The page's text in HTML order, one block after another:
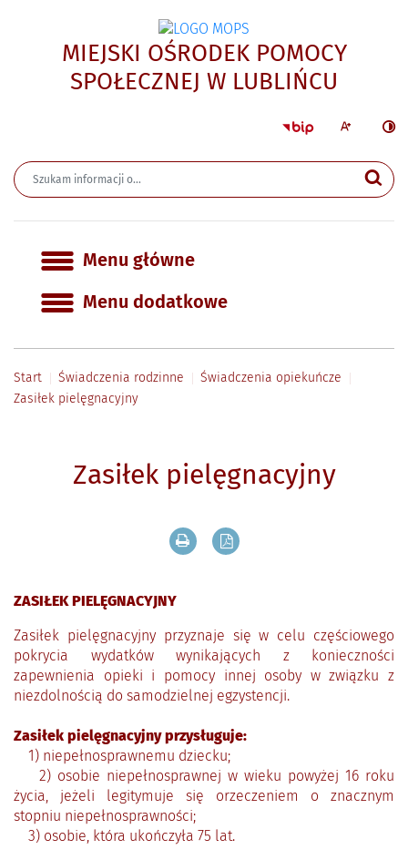
MIEJSKI OŚRODEK POMOCY
SPOŁECZNEJ W LUBLIŃCU
StronaWiększa
Wyszukiwarka
Menu główne
Menu główne
Menu dodatkowe
Start Świadczenia rodzinne
Świadczenia opiekuńcze
Zasiłek pielęgnacyjny
Zasiłek pielęgnacyjny
Drukuj zawartość bieżącej strony
Zapisz tekst bieżącej
ZASIŁEK PIELĘGNACYJNY
Zasiłek pielęgnacyjny przyznaje się w celu częściowego
pokrycia wydatków wynikających z konieczności
zapewnienia opieki i pomocy innej osoby w związku z
niezdolnością do samodzielnej egzystencji.
Zasiłek pielęgnacyjny przysługuje:
1) niepełnosprawnemu dziecku;
2) osobie niepełnosprawnej w wieku powyżej 16 roku
życia, jeżeli legitymuje się orzeczeniem o znacznym
stopniu niepełnosprawności;
3) osobie, która ukończyła 75 lat.